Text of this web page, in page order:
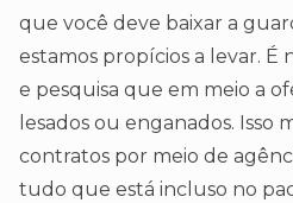
que você deve baixar a
estamos propícios a levar.
e pesquisa que em meio a
lesados ou enganados. Isso
contratos por meio de
tudo que está incluso no